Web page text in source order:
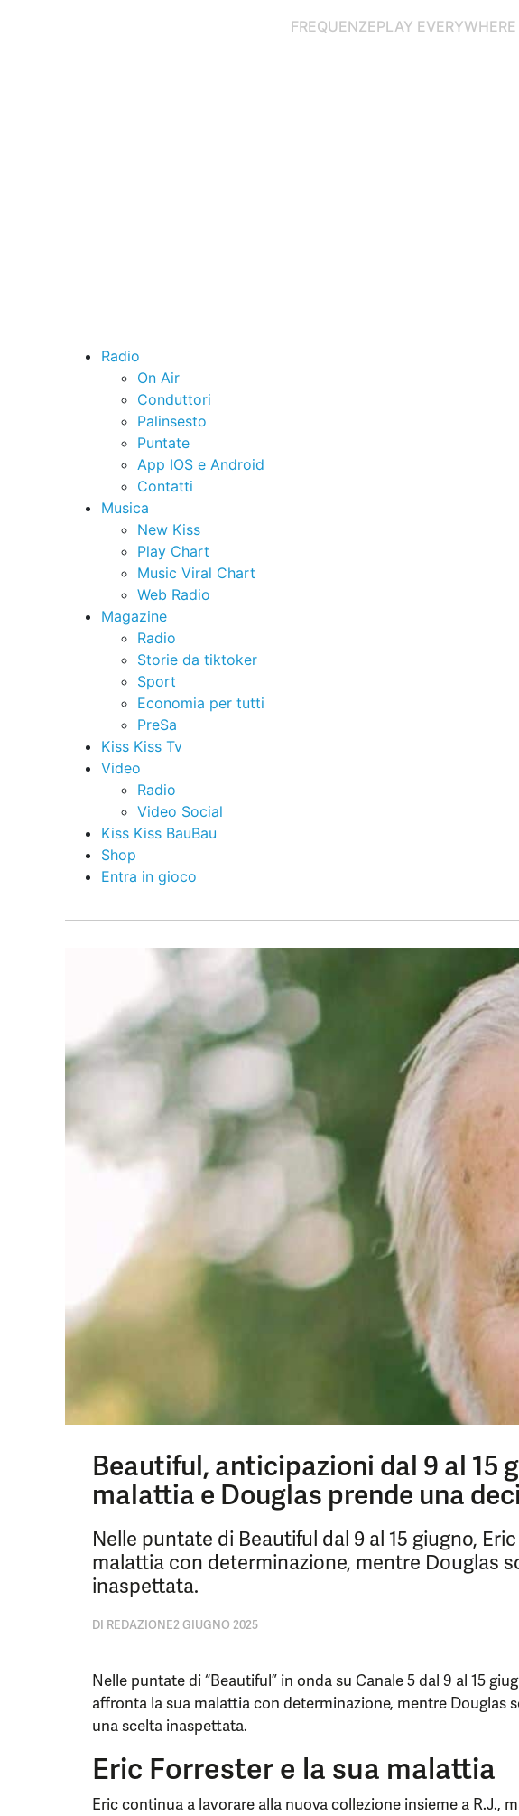
FREQUENZEPLAY EVERYWHERE
Radio
On Air
Conduttori
Palinsesto
Puntate
App IOS e Android
Contatti
Musica
New Kiss
Play Chart
Music Viral Chart
Web Radio
Magazine
Radio
Storie da tiktoker
Sport
Economia per tutti
PreSa
Kiss Kiss Tv
Video
Radio
Video Social
Kiss Kiss BauBau
Shop
Entra in gioco
Beautiful, anticipazioni dal 9 al 15
malattia e Douglas prende una
Nelle puntate di Beautiful dal 9 al 15 giugno,
malattia con determinazione, mentre Douglas
inaspettata.
DI REDAZIONE2 GIUGNO 2025
Nelle puntate di “Beautiful” in onda su Canale 5 dal 9 al 15
affronta la sua malattia con determinazione, mentre Douglas
una scelta inaspettata.
Eric Forrester e la sua malattia
Eric continua a lavorare alla nuova collezione insieme a R.J.,